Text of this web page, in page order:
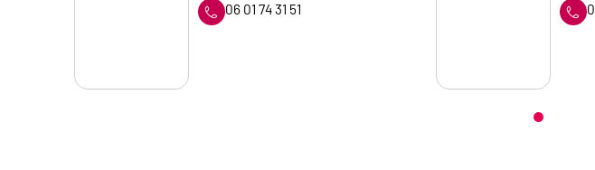
06 01 74 31 51 05 65 72 31 23